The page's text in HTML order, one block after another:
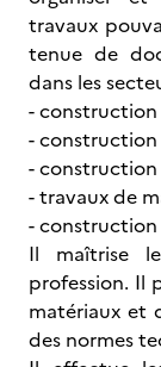
travaux
tenue de
dans les
- construction
-
- construction
- travaux de
- construction
Il maîtrise
profession. Il
matériaux et
des normes